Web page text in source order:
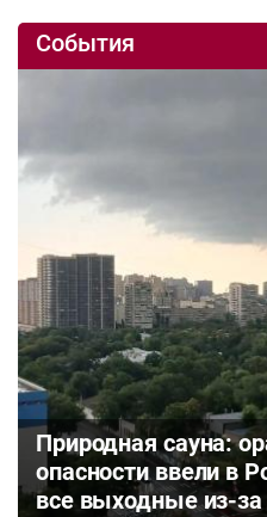
События
Природная сауна:
опасности ввели в
все выходные из-